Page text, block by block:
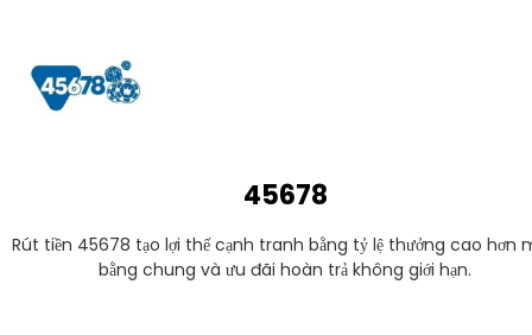
45678
Rút tiền 45678 tạo lợi thế cạnh tranh bằng tỷ lệ thưởng cao hơn
bằng chung và ưu đãi hoàn trả không giới hạn.